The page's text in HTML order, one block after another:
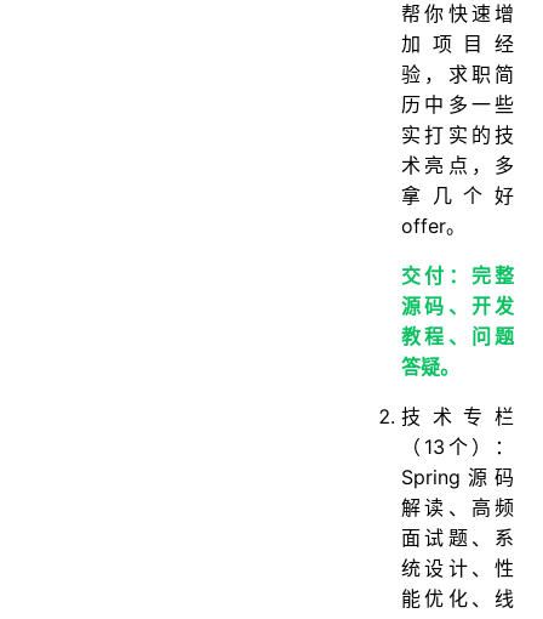
帮你快速增
加项目经
验，求职简
历中多一些
实打实的技
术亮点，多
拿几个好
offer。
交付：完整
源码、开发
教程、问题
答疑。
技术专栏
（13个）：
Spring源码
解读、高频
面试题、系
统设计、性
能优化、线